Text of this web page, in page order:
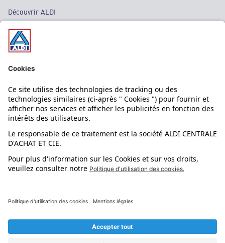
Découvrir ALDI
Nos bons plans
Nos rayons
Nos marques
Nos astuces
Évènements
L'application mobile